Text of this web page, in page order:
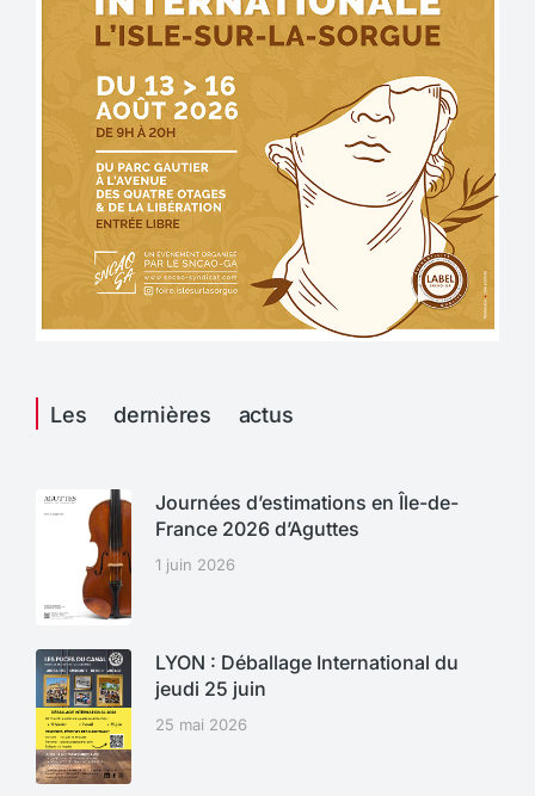
Les dernières actus
Journées d’estimations en Île-de-
France 2026 d’Aguttes
1 juin 2026
LYON : Déballage International du
jeudi 25 juin
25 mai 2026